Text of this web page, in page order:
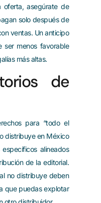
oferta, asegúrate de
solo después de
ventas. Un anticipo
ser menos favorable
más altas.
de
para “todo el
distribuye en México
alineados
de la editorial.
no distribuye deben
que puedas explotar